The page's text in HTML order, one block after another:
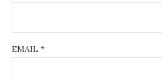
EMAIL *